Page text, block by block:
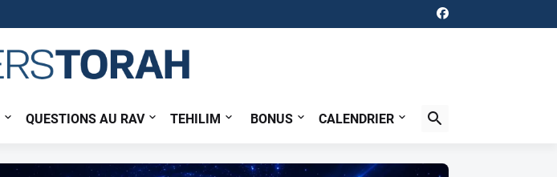
QUESTIONS AU RAV TEHILIM BONUS CALENDRIER